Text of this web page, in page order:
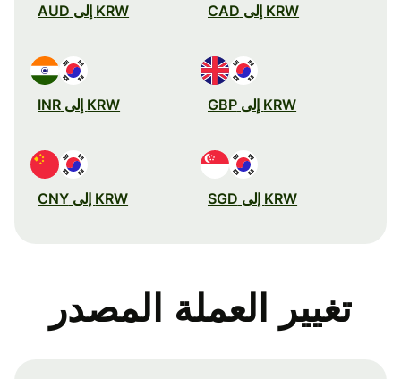
KRW إلى CAD KRW إلى AUD
KRW إلى GBP KRW إلى INR
KRW إلى SGD KRW إلى CNY
تغيير العملة المصدر